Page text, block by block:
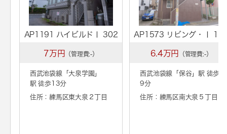
AP1191 ハイビルドⅠ 302
7万円 （管理費:-）
西武池袋線「大泉学園 」
駅 徒歩13分
住所：練馬区東大泉２丁目
AP1573 リビング・Ⅰ
6.4万円 （管理費:-）
西武池袋線「 保谷」駅 徒歩
9分
住所：練馬区南大泉５丁目